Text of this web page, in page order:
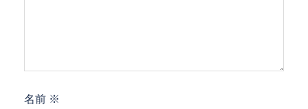
名前 ※